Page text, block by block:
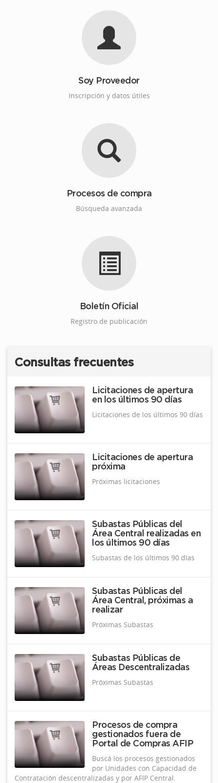
Soy Proveedor
Inscripción y datos útiles
Procesos de compra
Búsqueda avanzada
Boletín Oficial
Registro de publicación
Consultas frecuentes
Licitaciones de apertura
en los últimos 90 días
Licitaciones de los últimos 90 días
Licitaciones de apertura
próxima
Próximas licitaciones
Subastas Públicas del
Área Central realizadas en
los últimos 90 días
Subastas de los últimos 90 días
Subastas Públicas del
Área Central, próximas a
realizar
Próximas Subastas
Subastas Públicas de
Áreas Descentralizadas
Próximas Subastas
Procesos de compra
gestionados fuera de
Portal de Compras AFIP
Buscá los procesos gestionados
por Unidades con Capacidad de
Contratación descentralizadas y por AFIP Central.